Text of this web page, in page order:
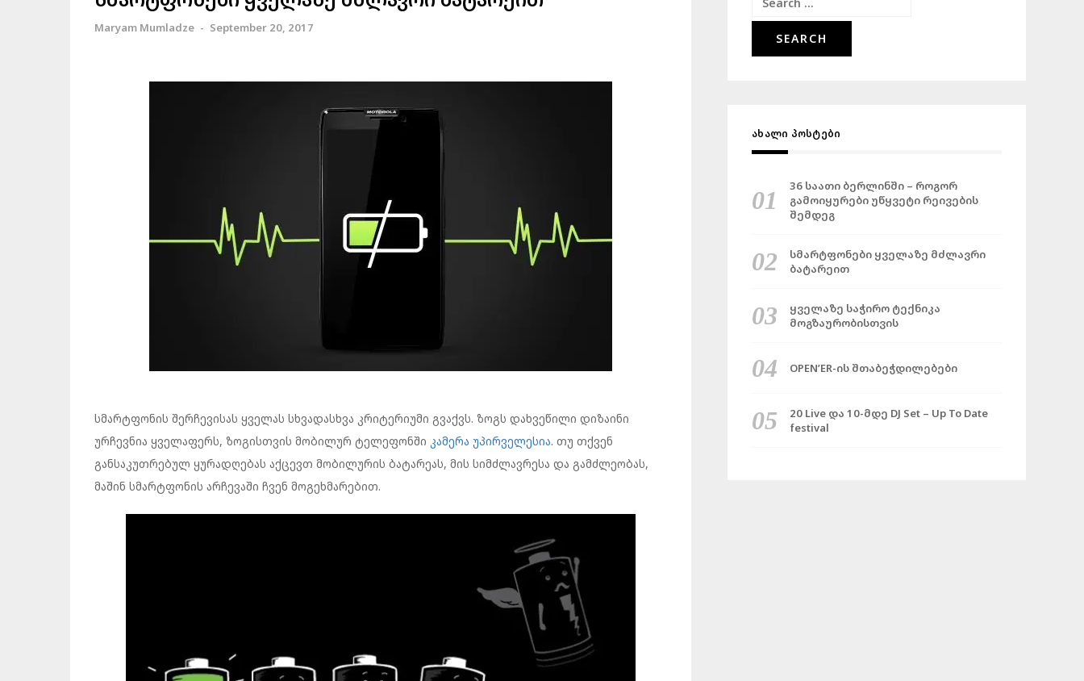
Maryam Mumladze - September 20, 2017
სმარტფონის შერჩევისას ყველას სხვადასხვა კრიტერიუმი გვაქვს. ზოგს დახვეწილი დიზაინი
ურჩევნია ყველაფერს, ზოგისთვის მობილურ ტელეფონში კამერა უპირველესია. თუ თქვენ
განსაკუთრებულ ყურადღებას აქცევთ მობილურის ბატარეას, მის სიმძლავრესა და გამძლეობას,
მაშინ სმარტფონის არჩევაში ჩვენ მოგეხმარებით.
for:
ᲐᲮᲐᲚᲘ ᲞᲝᲡᲢᲔᲑᲘ
36 საათი ბერლინში – როგორ
გამოიყურები უწყვეტი რეივების
შემდეგ
სმარტფონები ყველაზე მძლავრი
ბატარეით
ყველაზე საჭირო ტექნიკა
მოგზაურობისთვის
OPEN’ER-ის შთაბეჭდილებები
20 Live და 10-მდე DJ Set – Up To Date
festival